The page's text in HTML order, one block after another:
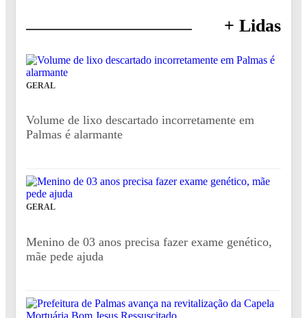
+ Lidas
GERAL
Volume de lixo descartado incorretamente em
Palmas é alarmante
GERAL
Menino de 03 anos precisa fazer exame genético,
mãe pede ajuda